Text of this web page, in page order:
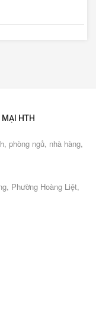
MẠI HTH
phòng ngủ, nhà hàng,
Phường Hoàng Liệt,